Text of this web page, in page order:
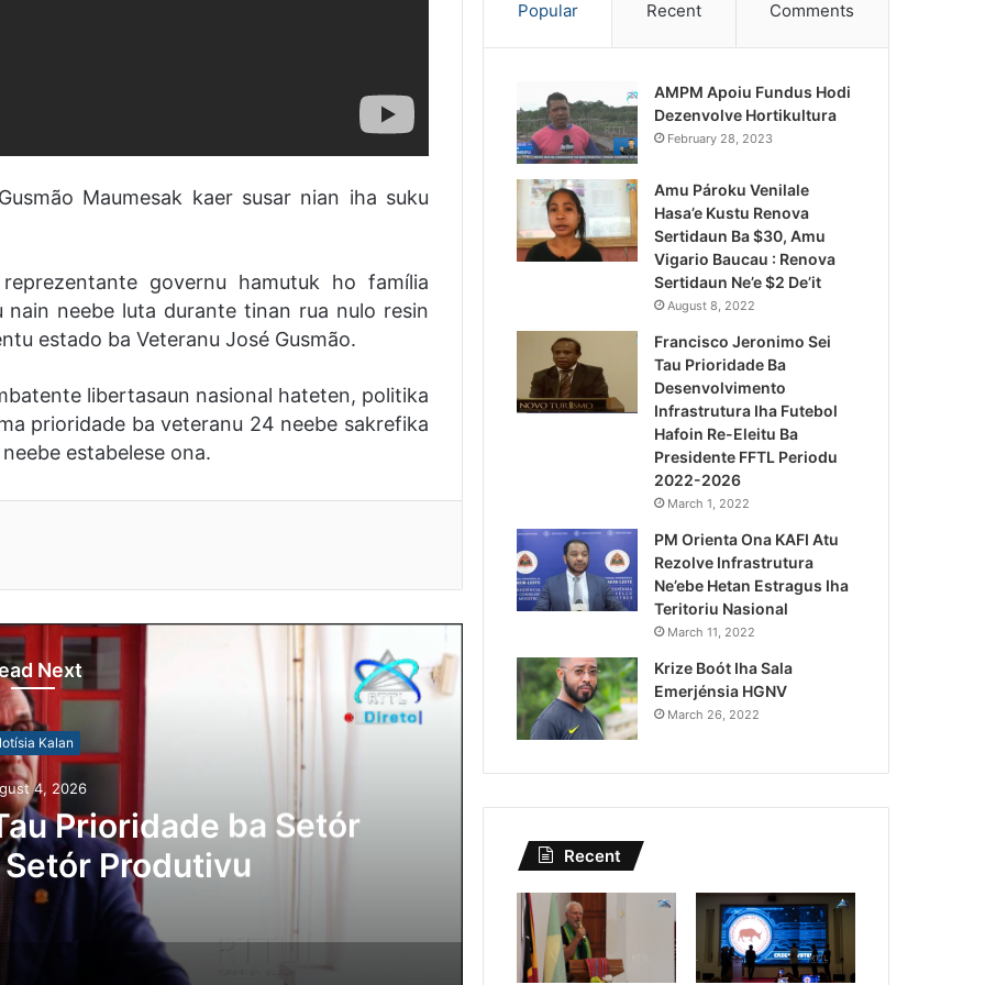
Maumesak kaer susar nian iha suku
governu hamutuk ho família
neebe luta durante tinan rua nulo resin
estado ba Veteranu José Gusmão.
libertasaun nasional hateten, politika
prioridade ba veteranu 24 neebe sakrefika
estabelese ona.
Next
Kalan
4, 2026
Prioridade ba Setór
Produtivu
Kaptura Autór Kriminozu
Estranjeiru
Popular Recent Comments
AMPM Apoiu Fundus Hodi
Dezenvolve Hortikultura
February 28, 2023
Amu Pároku Venilale
Hasa’e Kustu Renova
Sertidaun Ba $30, Amu
Vigario Baucau : Renova
Sertidaun Ne’e $2 De’it
August 8, 2022
Francisco Jeronimo Sei
Tau Prioridade Ba
Desenvolvimento
Infrastrutura Iha Futebol
Hafoin Re-Eleitu Ba
Presidente FFTL Periodu
2022-2026
March 1, 2022
PM Orienta Ona KAFI Atu
Rezolve Infrastrutura
Ne’ebe Hetan Estragus Iha
Teritoriu Nasional
March 11, 2022
Krize Boót Iha Sala
Emerjénsia HGNV
March 26, 2022
Recent